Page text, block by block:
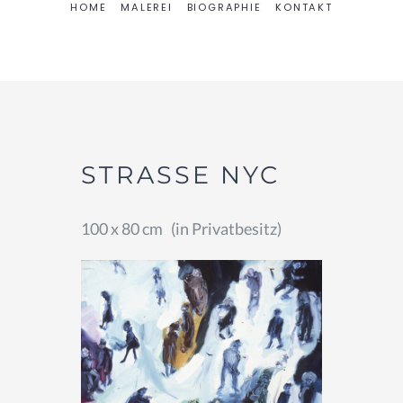
HOME MALEREI BIOGRAPHIE KONTAKT
STRASSE NYC
100 x 80 cm (in Privatbesitz)